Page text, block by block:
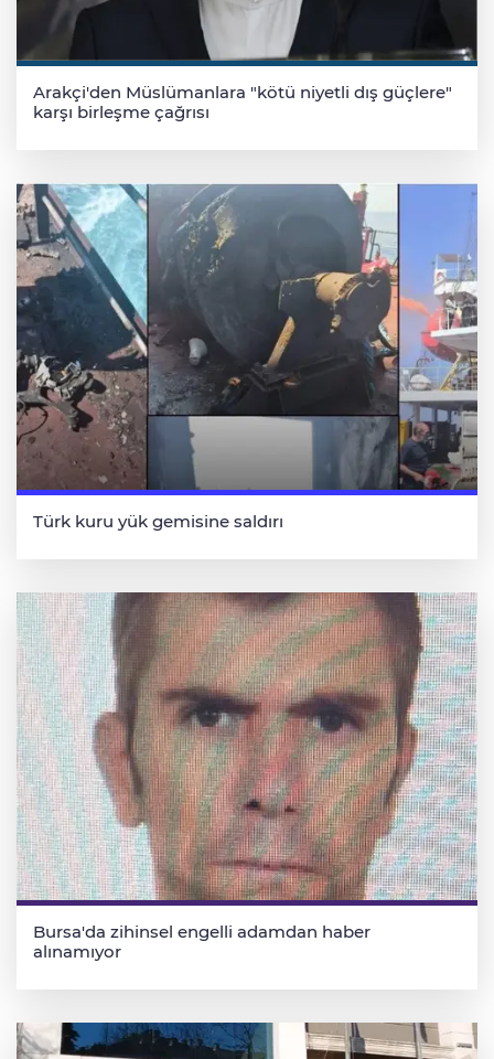
Arakçi'den Müslümanlara "kötü niyetli dış güçlere"
karşı birleşme çağrısı
Türk kuru yük gemisine saldırı
Bursa'da zihinsel engelli adamdan haber
alınamıyor